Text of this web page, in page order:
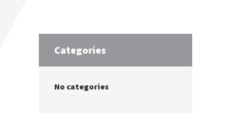
Categories
No categories